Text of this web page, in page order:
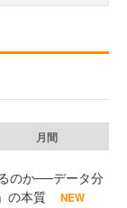
月間
のか──データ分
の本質
NEW